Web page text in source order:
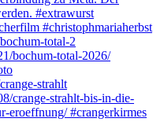
total-2
strahlt